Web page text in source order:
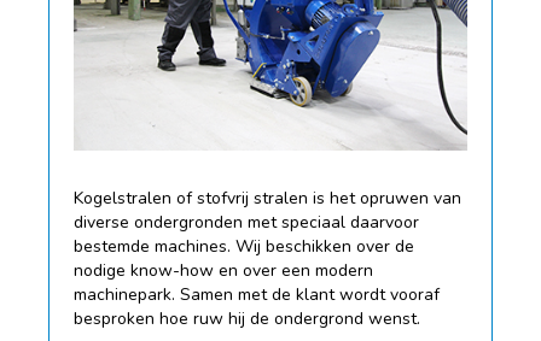
Kogelstralen of stofvrij stralen is het opruwen van
diverse ondergronden met speciaal daarvoor
bestemde machines. Wij beschikken over de
nodige know-how en over een modern
machinepark. Samen met de klant wordt vooraf
besproken hoe ruw hij de ondergrond wenst.